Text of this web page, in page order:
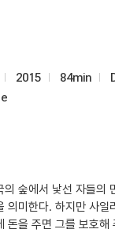
2015 84min
의 숲에서 낯선 자들의
의미한다. 하지만 사일
돈을 주면 그를 보호해